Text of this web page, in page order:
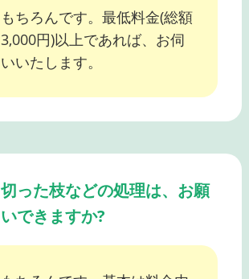
もちろんです。最低料金(総額
3,000円)以上であれば、お伺
いいたします。
切った枝などの処理は、お願
いできますか?